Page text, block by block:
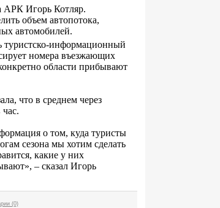
АРК Игорь Котляр.
объем автопотока,
автомобилей.
туристско-информационный
номера въезжающих
области прибывают
что в среднем через
о том, куда туристы
сезона мы хотим сделать
какие у них
– сказал Игорь
(0)